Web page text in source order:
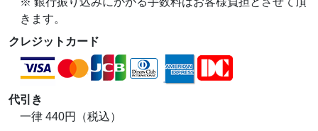
きます。
クレジットカード
代引き
一律 440円（税込）